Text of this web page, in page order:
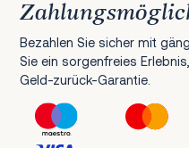
Bezahlen Sie sicher mit
Sie ein sorgenfreies
Geld-zurück-Garantie.